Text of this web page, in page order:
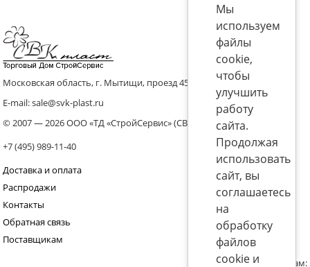
Московская область, г. Мытищи, проезд 4536 владение 8, стр.10
E-mail: sale@svk-plast.ru
© 2007 — 2026 ООО «ТД «СтройСервис» (СВК)
+7 (495) 989-11-40
Доставка и оплата
Распродажи
Контакты
Обратная связь
Поставщикам
Присоединяйтесь к нам:
Мы
используем
файлы
cookie,
чтобы
улучшить
работу
сайта.
Продолжая
использовать
сайт, вы
соглашаетесь
на
обработку
файлов
cookie и